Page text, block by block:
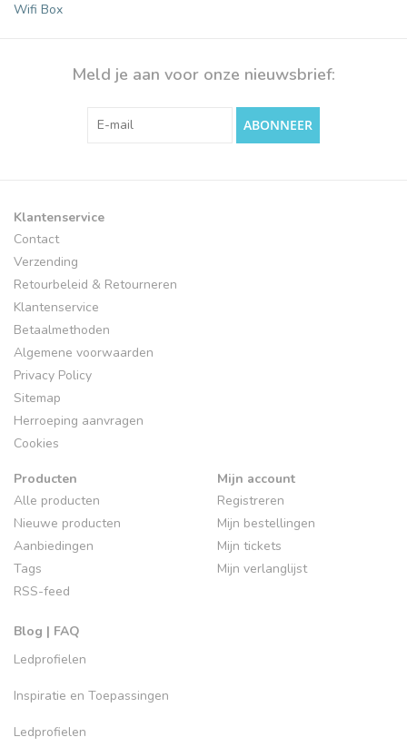
Wifi Box
Meld je aan voor onze nieuwsbrief:
ABONNEER
Klantenservice
Contact
Verzending
Retourbeleid & Retourneren
Klantenservice
Betaalmethoden
Algemene voorwaarden
Privacy Policy
Sitemap
Herroeping aanvragen
Cookies
Producten
Alle producten
Nieuwe producten
Aanbiedingen
Tags
RSS-feed
Blog | FAQ
Ledprofielen
Inspiratie en Toepassingen
Ledprofielen
Mijn account
Registreren
Mijn bestellingen
Mijn tickets
Mijn verlanglijst